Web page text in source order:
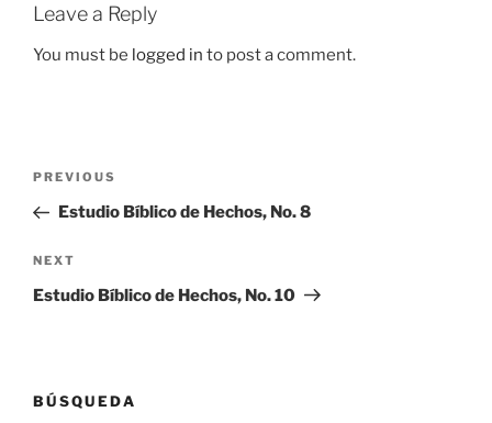
Leave a Reply
You must be logged in to post a comment.
Previous
Post
PREVIOUS
Estudio Bíblico de Hechos, No. 8
Next
Post
NEXT
Estudio Bíblico de Hechos, No. 10
BÚSQUEDA